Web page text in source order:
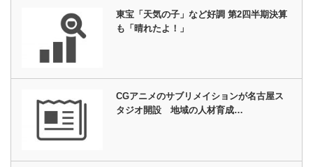
東宝「天気の子」など好調 第2四半期決算
も「晴れたよ！」
CGアニメのサブリメイションが名古屋ス
タジオ開設 地域の人材育成…